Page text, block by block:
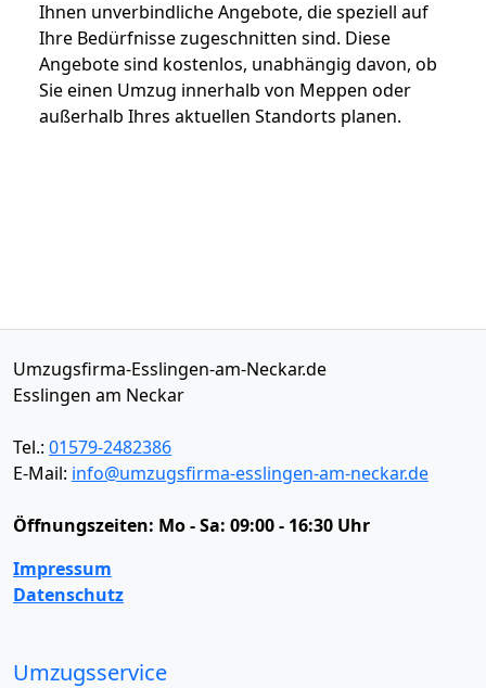
Ihnen unverbindliche Angebote, die speziell auf
Ihre Bedürfnisse zugeschnitten sind. Diese
Angebote sind kostenlos, unabhängig davon, ob
Sie einen Umzug innerhalb von Meppen oder
außerhalb Ihres aktuellen Standorts planen.
Umzugsfirma-Esslingen-am-Neckar.de
Esslingen am Neckar
Tel.: 01579-2482386
E-Mail: info@umzugsfirma-esslingen-am-neckar.de
Öffnungszeiten: Mo - Sa: 09:00 - 16:30 Uhr
Impressum
Datenschutz
Umzugsservice